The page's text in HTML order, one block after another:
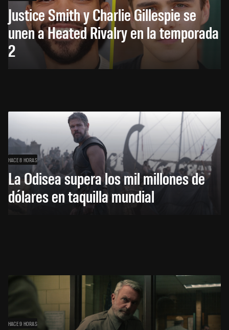
Justice Smith y Charlie Gillespie se
unen a Heated Rivalry en la temporada
2
HACE 8 HORAS
La Odisea supera los mil millones de
dólares en taquilla mundial
HACE 9 HORAS